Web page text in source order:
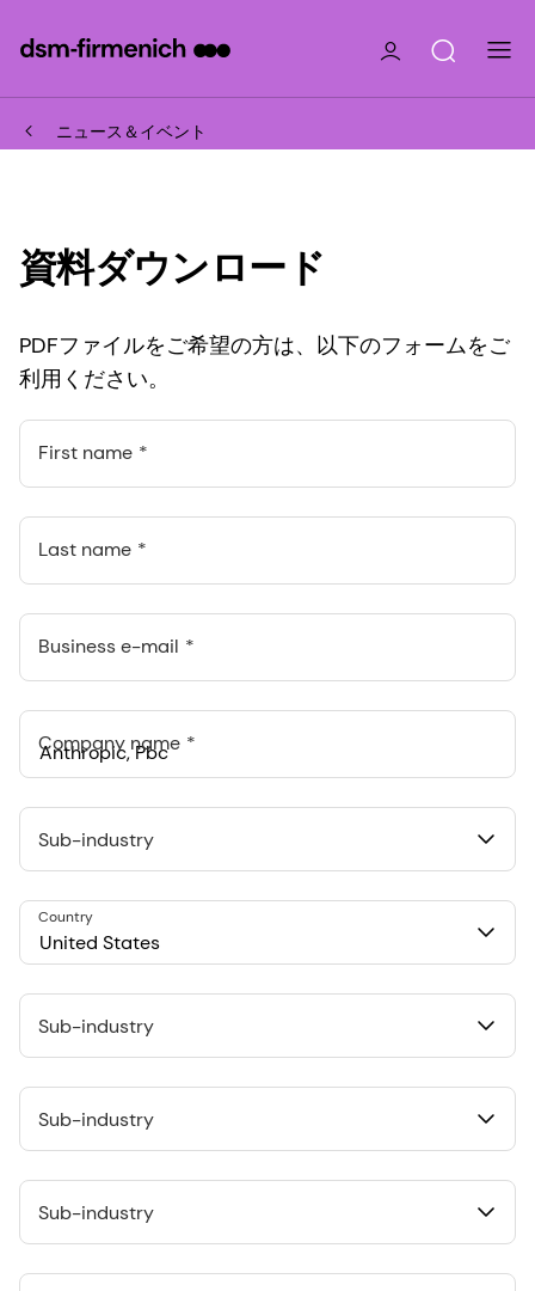
ニュース＆イベント
資料ダウンロード
PDFファイルをご希望の方は、以下のフォームをご
利用ください。
First name
Last name
Business e-mail
Company name
548 Market St Pmb 90375, San Francisco, California, US
Sub-industry
United States
Country
Sub-industry
Sub-industry
Sub-industry